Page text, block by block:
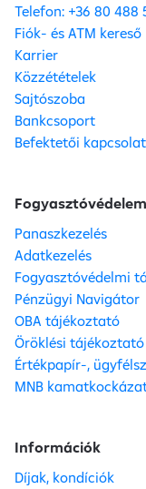
Telefon: +36 80 488
Fiók- és ATM kereső
Karrier
Közzétételek
Sajtószoba
Bankcsoport
Befektetői
Fogyasztóvédelem
Panaszkezelés
Adatkezelés
Fogyasztóvédelmi
Pénzügyi Navigátor
OBA tájékoztató
Öröklési tájékoztató
Értékpapír-,
MNB
Információk
Díjak, kondíciók